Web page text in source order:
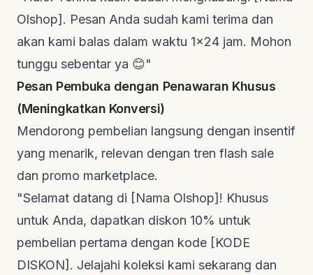
Olshop]. Pesan Anda sudah kami terima dan
akan kami balas dalam waktu 1x24 jam. Mohon
tunggu sebentar ya 😊"
Pesan Pembuka dengan Penawaran Khusus
(Meningkatkan Konversi)
Mendorong pembelian langsung dengan insentif
yang menarik, relevan dengan tren flash sale
dan promo marketplace.
"Selamat datang di [Nama Olshop]! Khusus
untuk Anda, dapatkan diskon 10% untuk
pembelian pertama dengan kode [KODE
DISKON]. Jelajahi koleksi kami sekarang dan